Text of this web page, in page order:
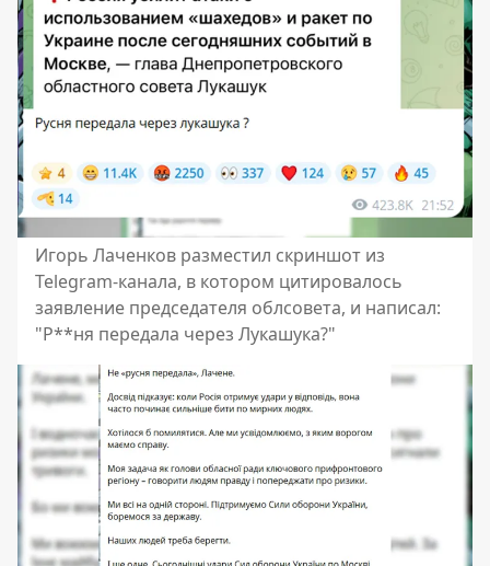
Игорь Лаченков разместил скриншот из
Telegram-канала, в котором цитировалось
заявление председателя облсовета, и написал:
"Р**ня передала через Лукашука?"